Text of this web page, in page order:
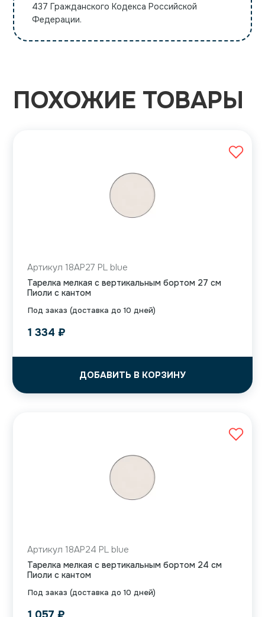
437 Гражданского Кодекса Российской
Федерации.
ПОХОЖИЕ ТОВАРЫ
Под заказ (доставка до 10 дней)
Артикул 18AP27 PL blue
Тарелка мелкая с вертикальным бортом 27 см
Пиоли с кантом
1 334 ₽
ДОБАВИТЬ В КОРЗИНУ
Под заказ (доставка до 10 дней)
Артикул 18AP24 PL blue
Тарелка мелкая с вертикальным бортом 24 см
Пиоли с кантом